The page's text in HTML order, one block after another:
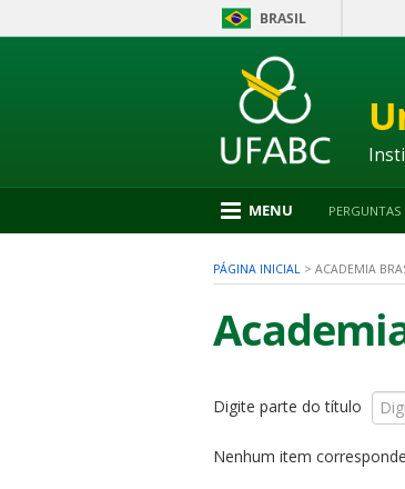
BRASIL
para
2
Ir
4
MENU PERGUNTAS
PÁGINA INICIAL > ACADEMIA
Digite parte do título
Nenhum item